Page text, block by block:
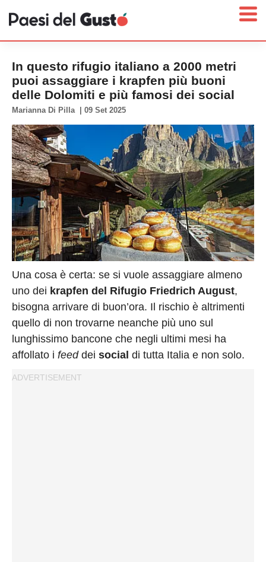
Home
News
Interviste
Territori
Prodotti
Answer
Newsletter
Policy
Cookies
Policy
Cambia
Impostazioni
Privacy
In questo rifugio italiano a 2000 metri
puoi assaggiare i krapfen più buoni
delle Dolomiti e più famosi dei social
Marianna Di Pilla 09 Set 2025
Una cosa è certa: se si vuole assaggiare almeno
uno dei krapfen del Rifugio Friedrich August,
bisogna arrivare di buon’ora. Il rischio è altrimenti
quello di non trovarne neanche più uno sul
lunghissimo bancone che negli ultimi mesi ha
affollato i feeddei social di tutta Italia e non solo.